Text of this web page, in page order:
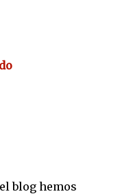
blog hemos